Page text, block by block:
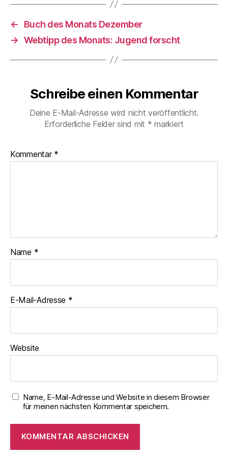
←
Buch des Monats Dezember
→ Webtipp des Monats: Jugend forscht
Schreibe einen Kommentar
Deine E-Mail-Adresse wird nicht veröffentlicht.
Erforderliche Felder sind mit * markiert
Kommentar *
Name *
E-Mail-Adresse *
Website
Name, E-Mail-Adresse und Website in diesem Browser
für meinen nächsten Kommentar speichern.